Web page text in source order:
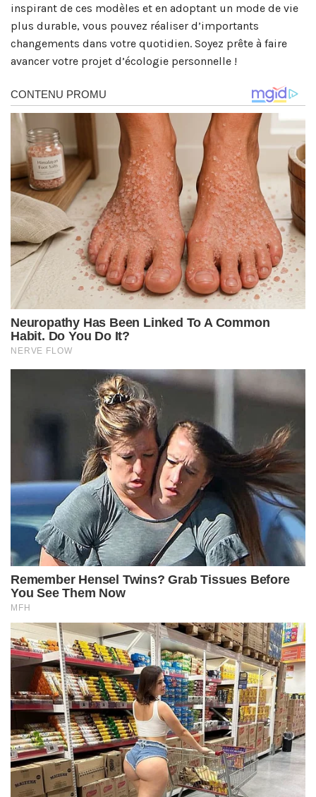
inspirant de ces modèles et en adoptant un mode de vie
plus durable, vous pouvez réaliser d’importants
changements dans votre quotidien. Soyez prête à faire
avancer votre projet d’écologie personnelle !